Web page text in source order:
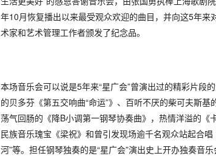
年10月恢复播出以来最受观众欢迎的曲目，并向这5年来
术家和艺术管理工作者颁发了纪念品。
本场音乐会可以说是5年来“星广会”曾演出过的精彩片段
的贝多芬《第五交响曲“命运”》、百听不厌的柴可夫斯
荡气回肠的《降B小调第一钢琴协奏曲》，热情洋溢的《
民族音乐瑰宝《梁祝》和曾引发现场逾千名观众站起合
河”等。担任钢琴独奏的是“星广会”演出史上开办独奏音